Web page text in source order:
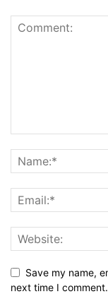
Save my name,
next time I comment.